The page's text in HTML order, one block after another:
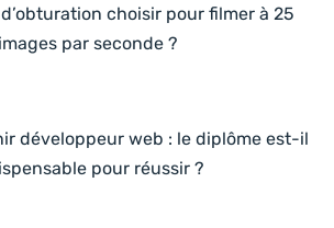
choisir pour filmer à 25
images par seconde ?
développeur web : le diplôme est-il
pour réussir ?